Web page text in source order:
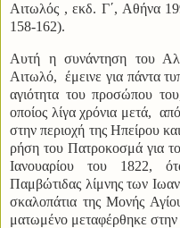
Αιτωλός , εκδ. Γ΄, Αθήνα
158-162).
Αυτή η συνάντηση του
Αιτωλό, έμεινε για πάντα
αγιότητα του προσώπου
οποίος λίγα χρόνια μετά,
στην περιοχή της Ηπείρου
ρήση του Πατροκοσμά για
Ιανουαρίου του 1822,
Παμβώτιδας λίμνης των
σκαλοπάτια της Μονής
ματωμένο μεταφέρθηκε